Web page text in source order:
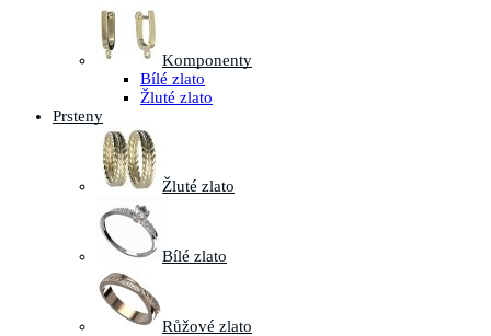
Komponenty
Bílé zlato
Žluté zlato
Prsteny
Žluté zlato
Bílé zlato
Růžové zlato